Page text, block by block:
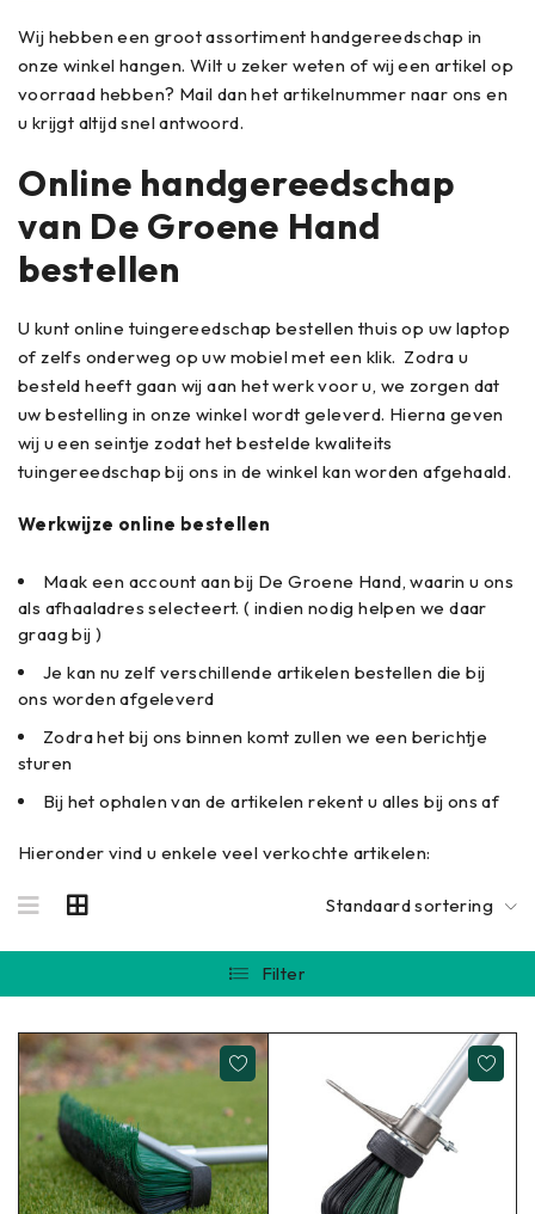
Wij hebben een groot assortiment handgereedschap in
onze winkel hangen. Wilt u zeker weten of wij een artikel op
voorraad hebben? Mail dan het artikelnummer naar ons en
u krijgt altijd snel antwoord.
Online handgereedschap
van De Groene Hand
bestellen
U kunt online tuingereedschap bestellen thuis op uw laptop
of zelfs onderweg op uw mobiel met een klik. Zodra u
besteld heeft gaan wij aan het werk voor u, we zorgen dat
uw bestelling in onze winkel wordt geleverd. Hierna geven
wij u een seintje zodat het bestelde kwaliteits
tuingereedschap bij ons in de winkel kan worden afgehaald.
Werkwijze online bestellen
Maak een account aan bij De Groene Hand, waarin u ons
als afhaaladres selecteert. ( indien nodig helpen we daar
graag bij )
Je kan nu zelf verschillende artikelen bestellen die bij
ons worden afgeleverd
Zodra het bij ons binnen komt zullen we een berichtje
sturen
Bij het ophalen van de artikelen rekent u alles bij ons af
Hieronder vind u enkele veel verkochte artikelen:
Standaard sortering
Filter